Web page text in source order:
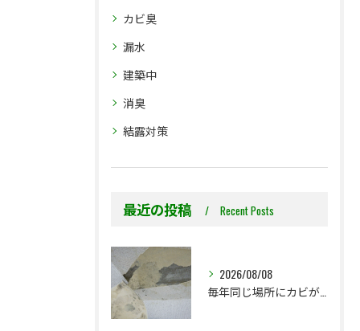
カビ臭
漏水
建築中
消臭
結露対策
最近の投稿 Recent Posts
2026/08/08